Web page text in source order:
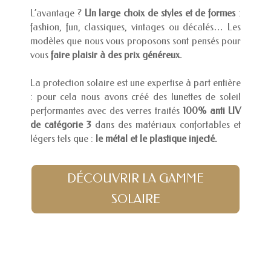
L’avantage ? Un large choix de styles et de formes:
fashion, fun, classiques, vintages ou décalés… Les
modèles que nous vous proposons sont pensés pour
vous faire plaisir à des prix généreux.
La protection solaire est une expertise à part entière
: pour cela nous avons créé des lunettes de soleil
performantes avec des verres traités 100% anti UV
de catégorie 3 dans des matériaux confortables et
légers tels que : le métal et le plastique injecté.
DÉCOUVRIR LA GAMME
SOLAIRE